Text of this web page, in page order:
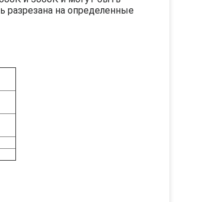
на определенные